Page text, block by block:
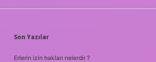
SIDEBAR
Son Yazılar
Erlerin izin hakları nelerdir ?